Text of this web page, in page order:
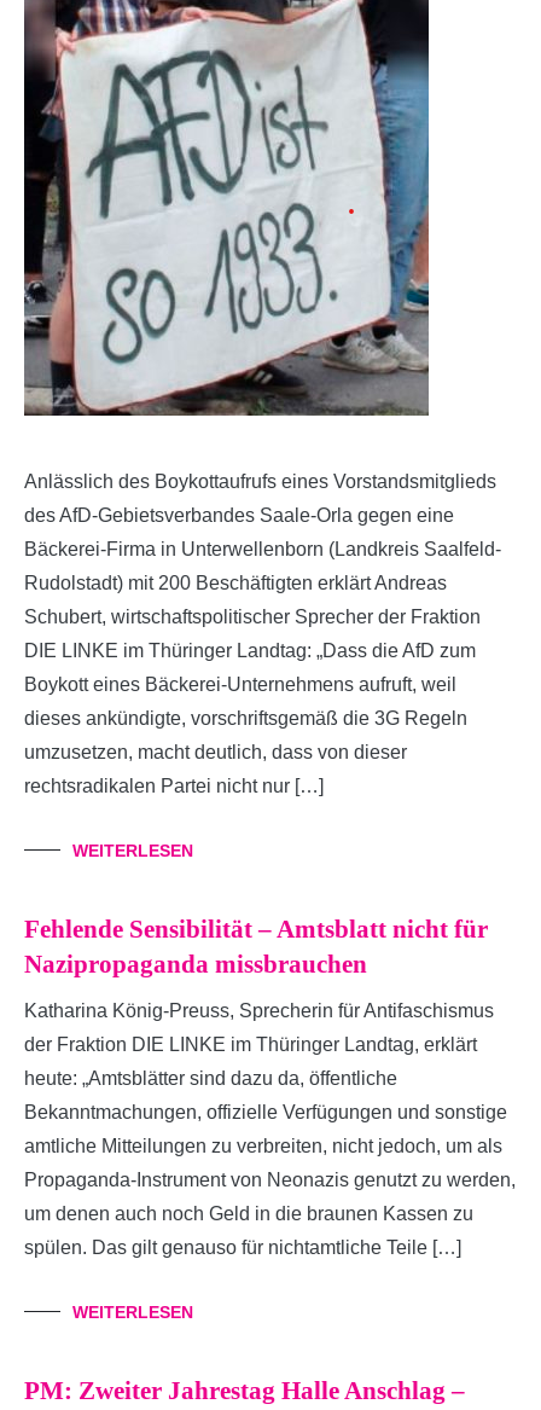
Anlässlich des Boykottaufrufs eines Vorstandsmitglieds
des AfD-Gebietsverbandes Saale-Orla gegen eine
Bäckerei-Firma in Unterwellenborn (Landkreis Saalfeld-
Rudolstadt) mit 200 Beschäftigten erklärt Andreas
Schubert, wirtschaftspolitischer Sprecher der Fraktion
DIE LINKE im Thüringer Landtag: „Dass die AfD zum
Boykott eines Bäckerei-Unternehmens aufruft, weil
dieses ankündigte, vorschriftsgemäß die 3G Regeln
umzusetzen, macht deutlich, dass von dieser
rechtsradikalen Partei nicht nur […]
WEITERLESEN
Fehlende Sensibilität – Amtsblatt nicht für
Nazipropaganda missbrauchen
Katharina König-Preuss, Sprecherin für Antifaschismus
der Fraktion DIE LINKE im Thüringer Landtag, erklärt
heute: „Amtsblätter sind dazu da, öffentliche
Bekanntmachungen, offizielle Verfügungen und sonstige
amtliche Mitteilungen zu verbreiten, nicht jedoch, um als
Propaganda-Instrument von Neonazis genutzt zu werden,
um denen auch noch Geld in die braunen Kassen zu
spülen. Das gilt genauso für nichtamtliche Teile […]
WEITERLESEN
PM: Zweiter Jahrestag Halle Anschlag –